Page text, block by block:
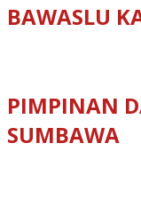
BAWASLU
PIMPINAN
SUMBAWA